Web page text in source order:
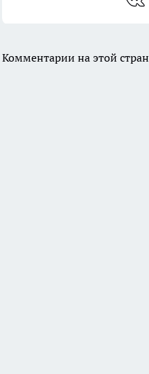
Комментарии на этой